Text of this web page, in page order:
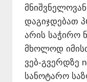
დაგიჯდებათ
არის საჭირო
მხოლოდ
ვებ-გვერდზე
სანოტარო